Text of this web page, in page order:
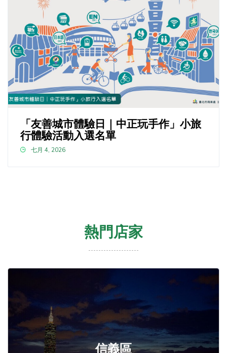
「友善城市體驗日｜中正玩手作」小旅
行體驗活動入選名單
七月 4, 2026
熱門店家
信義區